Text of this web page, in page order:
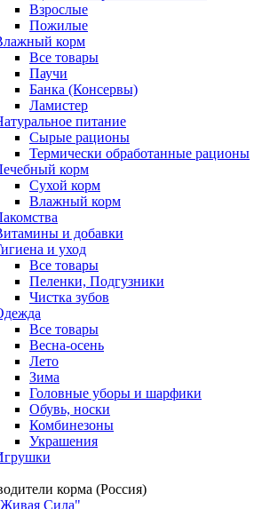
Взрослые
Пожилые
корм
Все товары
Паучи
Банка (Консервы)
Ламистер
питание
Сырые рационы
Термически обработанные рационы
корм
Сухой корм
Влажный корм
и добавки
и уход
Все товары
Пеленки, Подгузники
Чистка зубов
Все товары
Весна-осень
Лето
Зима
Головные уборы и шарфики
Обувь, носки
Комбинезоны
Украшения
корма (Россия)
Сила"